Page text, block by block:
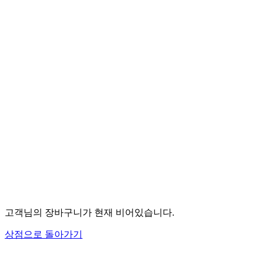
고객님의 장바구니가 현재 비어있습니다.
상점으로 돌아가기